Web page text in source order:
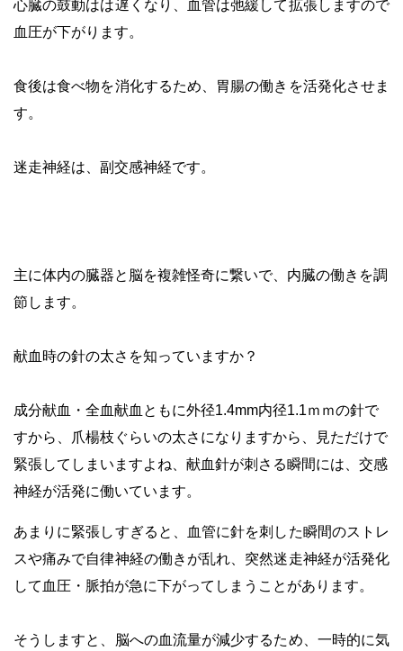
心臓の鼓動はは遅くなり、血管は弛緩して拡張しますので
血圧が下がります。
食後は食べ物を消化するため、胃腸の働きを活発化させま
す。
迷走神経は、副交感神経です。
主に体内の臓器と脳を複雑怪奇に繋いで、内臓の働きを調
節します。
献血時の針の太さを知っていますか？
成分献血・全血献血ともに外径1.4mm内径1.1ｍｍの針で
すから、爪楊枝ぐらいの太さになりますから、見ただけで
緊張してしまいますよね、献血針が刺さる瞬間には、 交感
神経が活発に働いています。
あまりに緊張しすぎると、血管に針を刺した瞬間のストレ
スや痛みで自律神経の働きが乱れ、突然迷走神経が活発化
して血圧・脈拍が急に下がってしまうことがあります。
そうしますと、脳への血流量が減少するため、一時的に気